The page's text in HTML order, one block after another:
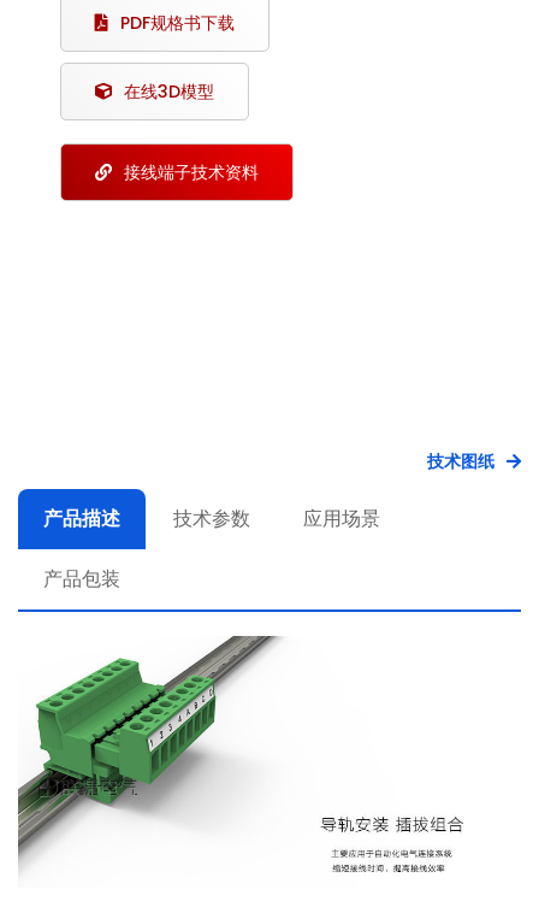
PDF规格书下载
在线3D模型
接线端子技术资料
产品描述 技术参数 应用场景
产品包装
技术图纸